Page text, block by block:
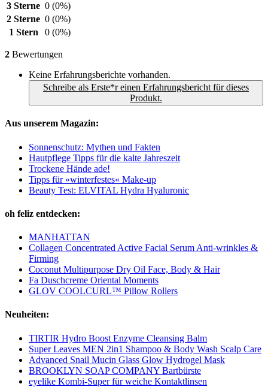
3 Sterne 0 (0%)
2 Sterne 0 (0%)
1 Stern
0 (0%)
2 Bewertungen
Keine Erfahrungsberichte vorhanden.
Schreibe als Erste*r einen Erfahrungsbericht für dieses
Produkt.
Aus unserem Magazin:
Sonnenschutz: Mythen und Fakten
Hautpflege Tipps für die kalte Jahreszeit
Trockene Hände ade!
Tipps für »winterfestes« Make-up
Beauty Test: ELVITAL Hydra Hyaluronic
oh feliz entdecken:
MANHATTAN
Collagen Concentrated Active Facial Serum Anti-wrinkles &
Firming
Coconut Multipurpose Dry Oil Face, Body & Hair
Fa Duschcreme Oriental Moments
GLOV COOLCURL™ Pillow Rollers
Neuheiten:
TIRTIR Hydro Boost Enzyme Cleansing Balm
Super Leaves MEN 2in1 Shampoo & Body Wash Scalp Care
Advanced Snail Mucin Glass Glow Hydrogel Mask
BROOKLYN SOAP COMPANY Bartbürste
eyelike Kombi-Super für weiche Kontaktlinsen